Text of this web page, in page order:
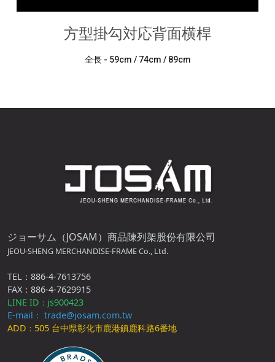
方型掛勾対応背面横桿
全長 - 59cm / 74cm / 89cm
ジョーサム（JOSAM）商品陳列架股份有限公司
JEOU-SHENG MERCHANDISE-FRAME Co., Ltd.
TEL：886-4-7613756
FAX：886-4-7629915
LINE ID ： js900423
E-mail： trade@josam.com.tw
ADD ： 505 台中県彰化市鹿港鎮鹿科路6番地